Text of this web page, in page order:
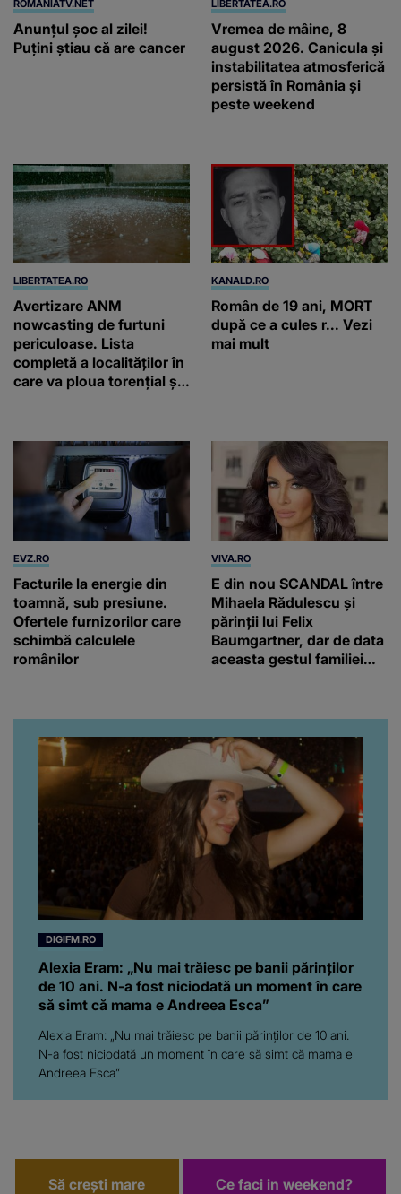
ROMANIATV.NET
Anunţul şoc al zilei!
Puţini ştiau că are cancer
LIBERTATEA.RO
Vremea de mâine, 8
august 2026. Canicula și
instabilitatea atmosferică
persistă în România și
peste weekend
LIBERTATEA.RO
Avertizare ANM
nowcasting de furtuni
periculoase. Lista
completă a localităților în
care va ploua torențial și
KANALD.RO
Român de 19 ani, MORT
după ce a cules r... Vezi
mai mult
EVZ.RO
Facturile la energie din
toamnă, sub presiune.
Ofertele furnizorilor care
schimbă calculele
românilor
VIVA.RO
E din nou SCANDAL între
Mihaela Rădulescu și
părinții lui Felix
Baumgartner, dar de data
aceasta gestul familiei
noastră! Fostei
prezentatoare nici că-i
vine să creadă că s-a
ajuns până aici, dar e
adevărat, au făcut-o și pe
asta! Și ce a ieșit la iveală
ar fi prea mult pentru
oricine: "Cu… mine, fata
româncă...”
DIGIFM.RO
Alexia Eram: „Nu mai trăiesc pe banii părinților
de 10 ani. N-a fost niciodată un moment în care
să simt că mama e Andreea Esca”
Alexia Eram: „Nu mai trăiesc pe banii părinților de 10 ani.
N-a fost niciodată un moment în care să simt că mama e
Andreea Esca”
Să crești mare Ce faci in weekend?